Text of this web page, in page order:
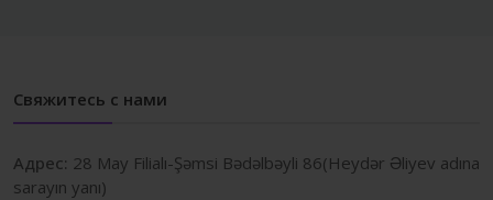
Свяжитесь с нами
Адрес: 28 May Filialı-Şəmsi Bədəlbəyli 86(Heydər Əliyev adına
sarayın yanı)